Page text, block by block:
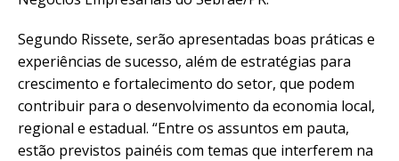
Segundo Rissete, serão apresentadas boas práticas e
experiências de sucesso, além de estratégias para
crescimento e fortalecimento do setor, que podem
contribuir para o desenvolvimento da economia local,
regional e estadual. “Entre os assuntos em pauta,
estão previstos painéis com temas que interferem na